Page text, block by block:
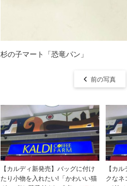
杉の子マート「恐竜パン」
前の写真